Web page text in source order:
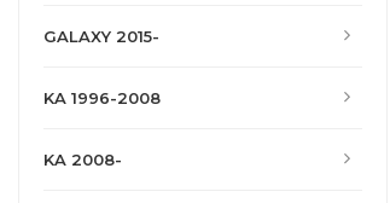
GALAXY 2015-
KA 1996-2008
KA 2008-